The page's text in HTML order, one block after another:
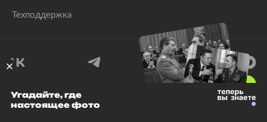
Техподдержка
© 1999–2026 Все права защищены.
Угадайте, где
настоящее фото